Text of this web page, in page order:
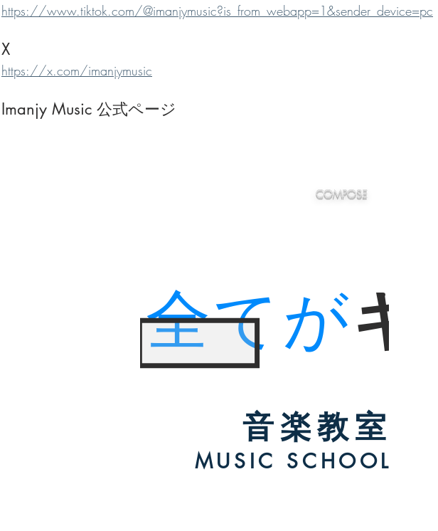
https://www.tiktok.com/@imanjymusic?is_from_webapp=1&sender_device=pc
X
https://x.com/imanjymusic
Imanjy Music 公式ページ